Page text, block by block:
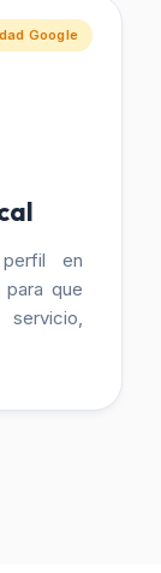
Google
en
que